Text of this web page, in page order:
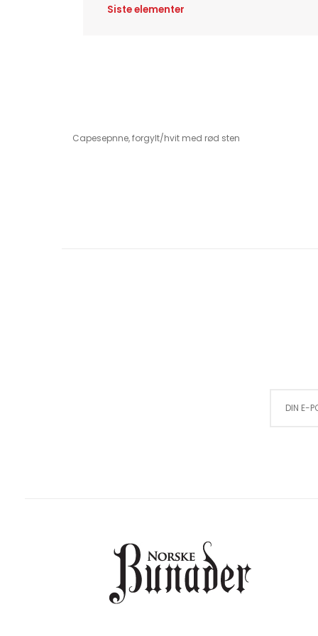
Siste elementer
Capesepnne, forgylt/hvit med rød sten